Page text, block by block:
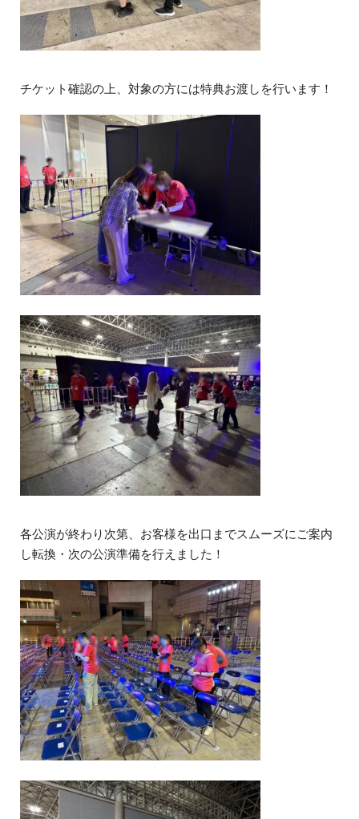
チケット確認の上、対象の方には特典お渡しを行います！
各公演が終わり次第、お客様を出口までスムーズにご案内
し転換・次の公演準備を行えました！